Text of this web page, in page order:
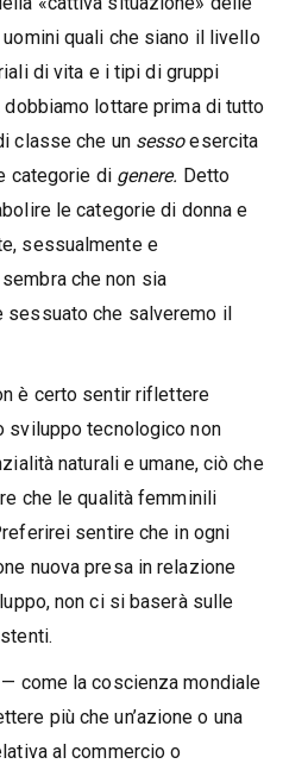
quali che siano il livello
di vita e i tipi di gruppi
lottare prima di tutto
classe che un sessoesercita
categorie di genere. Detto
le categorie di donna e
sessualmente e
che non sia
sessuato che salveremo il
è certo sentir riflettere
sviluppo tecnologico non
naturali e umane, ciò che
che le qualità femminili
sentire che in ogni
nuova presa in relazione
non ci si baserà sulle
come la coscienza mondiale
più che un’azione o una
al commercio o